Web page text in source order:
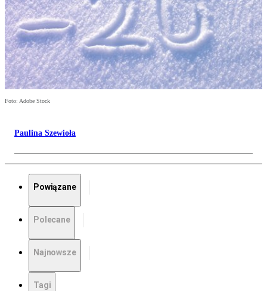
Foto: Adobe Stock
Paulina Szewioła
Powiązane
Polecane
Najnowsze
Tagi